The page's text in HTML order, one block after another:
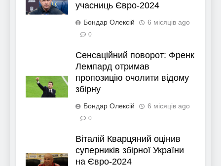
учасниць Євро-2024
Бондар Олексій 6 місяців ago
0
Сенсаційний поворот: Френк
Лемпард отримав
пропозицію очолити відому
збірну
Бондар Олексій 6 місяців ago
0
Віталій Кварцяний оцінив
суперників збірної України
на Євро-2024